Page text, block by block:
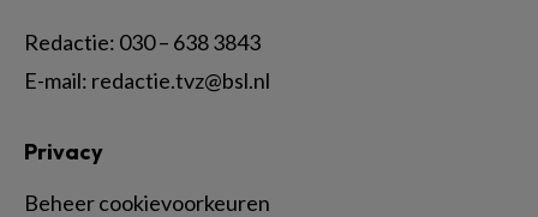
Redactie: 030 – 638 3843
E-mail: redactie.tvz@bsl.nl
Privacy
Beheer cookievoorkeuren